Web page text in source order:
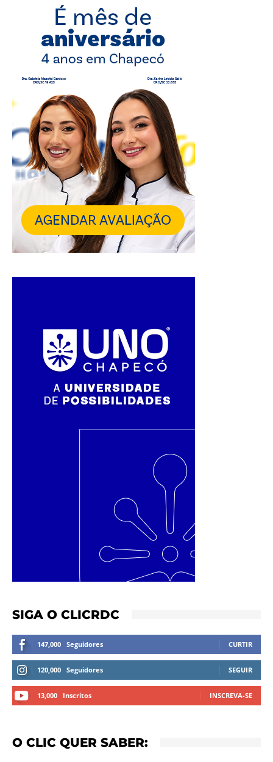
SIGA O CLICRDC
147,000 Seguidores CURTIR
120,000 Seguidores SEGUIR
13,000 Inscritos INSCREVA-SE
O CLIC QUER SABER: